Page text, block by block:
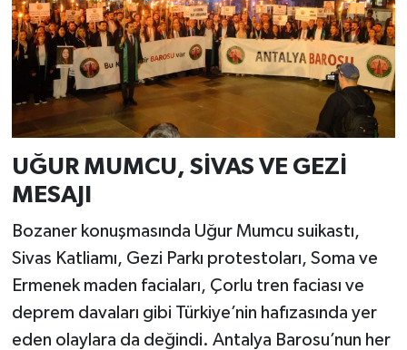
UĞUR MUMCU, SİVAS VE GEZİ
MESAJI
Bozaner konuşmasında Uğur Mumcu suikastı,
Sivas Katliamı, Gezi Parkı protestoları, Soma ve
Ermenek maden faciaları, Çorlu tren faciası ve
deprem davaları gibi Türkiye’nin hafızasında yer
eden olaylara da değindi. Antalya Barosu’nun her